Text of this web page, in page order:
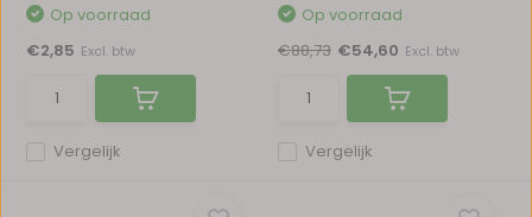
Vergelijk
Op voorraad
€2,85 Excl. btw
Vergelijk
Op voorraad
€88,73 €54,60 Excl. btw